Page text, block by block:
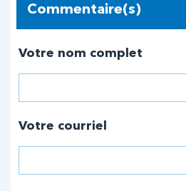
Commentaire(s)
Votre nom complet
Votre courriel